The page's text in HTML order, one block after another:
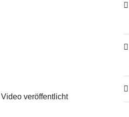
veröffentlicht